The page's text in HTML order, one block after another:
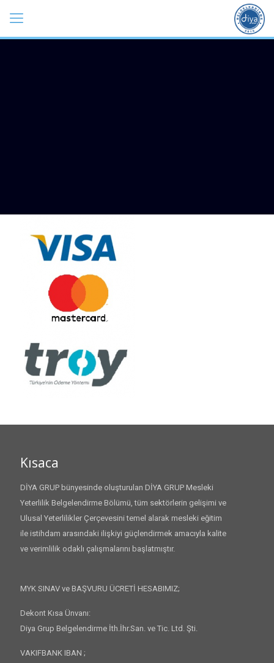
Kısaca
DİYA GRUP bünyesinde oluşturulan DİYA GRUP Mesleki
Yeterlilik Belgelendirme Bölümü, tüm sektörlerin gelişimi ve
Ulusal Yeterlilikler Çerçevesini temel alarak mesleki eğitim
ile istihdam arasındaki ilişkiyi güçlendirmek amacıyla kalite
ve verimlilik odaklı çalışmalarını başlatmıştır.
MYK SINAV ve BAŞVURU ÜCRETİ HESABIMIZ;
Dekont Kısa Ünvanı:
Diya Grup Belgelendirme İth.İhr.San. ve Tic. Ltd. Şti.
VAKIFBANK IBAN ;